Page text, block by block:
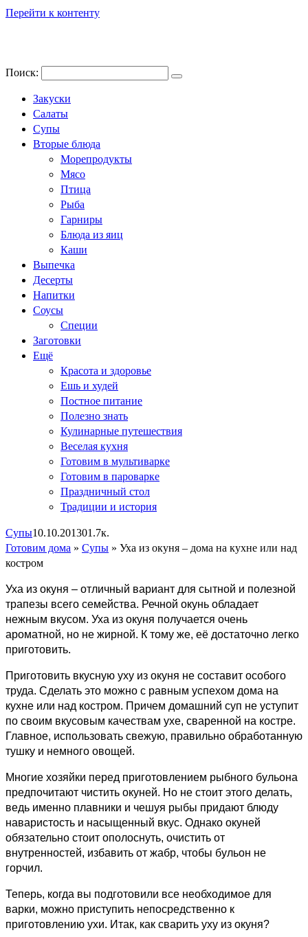
Перейти к контенту
Поиск:
Закуски
Салаты
Супы
Вторые блюда
Морепродукты
Мясо
Птица
Рыба
Гарниры
Блюда из яиц
Каши
Выпечка
Десерты
Напитки
Соусы
Специи
Заготовки
Ещё
Красота и здоровье
Ешь и худей
Постное питание
Полезно знать
Кулинарные путешествия
Веселая кухня
Готовим в мультиварке
Готовим в пароварке
Праздничный стол
Традиции и история
Супы10.10.201301.7к.
Готовим дома » Супы » Уха из окуня – дома на кухне или над
костром
Уха из окуня – отличный вариант для сытной и полезной
трапезы всего семейства. Речной окунь обладает
нежным вкусом. Уха из окуня получается очень
ароматной, но не жирной. К тому же, её достаточно легко
приготовить.
Приготовить вкусную уху из окуня не составит особого
труда. Сделать это можно с равным успехом дома на
кухне или над костром. Причем домашний суп не уступит
по своим вкусовым качествам ухе, сваренной на костре.
Главное, использовать свежую, правильно обработанную
тушку и немного овощей.
Многие хозяйки перед приготовлением рыбного бульона
предпочитают чистить окуней. Но не стоит этого делать,
ведь именно плавники и чешуя рыбы придают блюду
наваристость и насыщенный вкус. Однако окуней
обязательно стоит ополоснуть, очистить от
внутренностей, избавить от жабр, чтобы бульон не
горчил.
Теперь, когда вы подготовили все необходимое для
варки, можно приступить непосредственно к
приготовлению ухи. Итак, как сварить уху из окуня?